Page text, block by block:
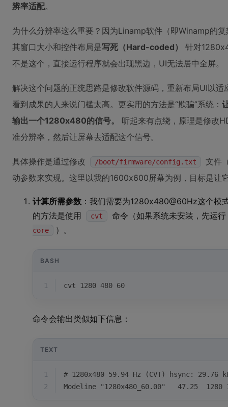
辨率适配。
为什么分辨率这么重要？因为Linamp软件（即Winamp的
其窗口大小和控件布局是写死（Hard-coded）
针对
不是这个，直接运行程序就会出现黑边，UI无法居中全屏。
解决这个问题的正统思路是修改软件源码，重新布局UI以
看到成果的人来说门槛太高。更实用的方法是“欺骗”系统：
输出一个1280x480的信号。
听起来有点绕，原理是修改
准分辨率，然后让屏幕去适配这个信号。
具体操作是通过修改 /boot/firmware/config.txt
文件
动参数来实现。这里以我的1600x600屏幕为例，目标是让
计算所需参数 ：我们需要为1280x480@60Hz这个模
的方法是使用
cvt 命令（如果系统未安装，先运行
core ）。
BASH
1 cvt 1280 480 60
命令会输出类似如下信息：
TEXT
1
# 1280x480 59.94 Hz (CVT) hsync: 29.76
2
Modeline "1280x480_60.00"   47.25  1280